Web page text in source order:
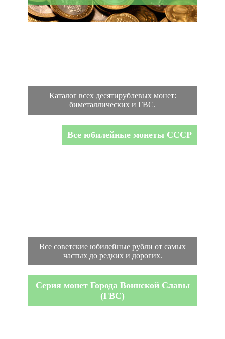
Каталог всех десятирублевых монет:
биметаллических и ГВС.
Все юбилейные монеты СССР
Все советские юбилейные рубли от самых
частых до редких и дорогих.
Серия монет Города Воинской Славы
(ГВС)